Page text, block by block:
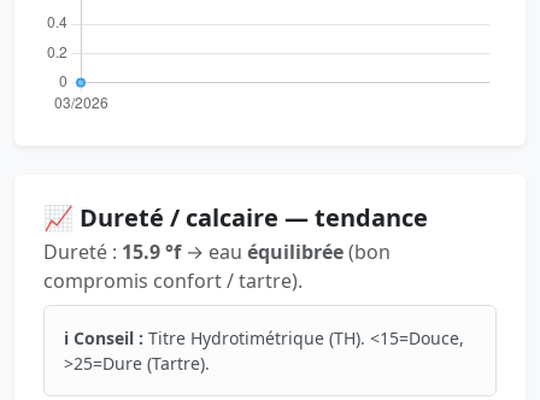
📈 Dureté / calcaire — tendance
Dureté : 15.9 °f→ eau équilibrée(bon
compromis confort / tartre).
ℹ️ Conseil : Titre Hydrotimétrique (TH). <15=Douce,
>25=Dure (Tartre).